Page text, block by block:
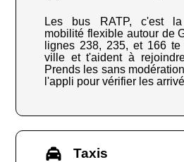
Les bus RATP, c'est
mobilité flexible autour de
lignes 238, 235, et 166
ville et t'aident à
Prends les sans
l'appli pour vérifier les
Taxis